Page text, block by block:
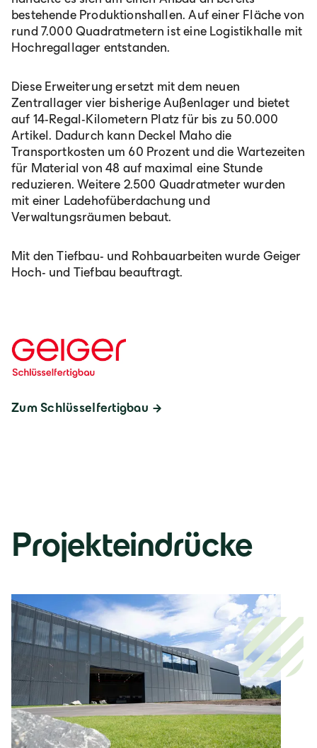
Zum Schlüsselfertigbau
bestehende Produktionshallen. Auf einer Fläche von
rund 7.000 Quadratmetern ist eine Logistikhalle mit
Hochregallager entstanden.
Diese Erweiterung ersetzt mit dem neuen
Zentrallager vier bisherige Außenlager und bietet
auf 14-Regal-Kilometern Platz für bis zu 50.000
Artikel. Dadurch kann Deckel Maho die
Transportkosten um 60 Prozent und die Wartezeiten
für Material von 48 auf maximal eine Stunde
reduzieren. Weitere 2.500 Quadratmeter wurden
mit einer Ladehofüberdachung und
Verwaltungsräumen bebaut.
Mit den Tiefbau- und Rohbauarbeiten wurde Geiger
Hoch- und Tiefbau beauftragt.
Projekteindrücke